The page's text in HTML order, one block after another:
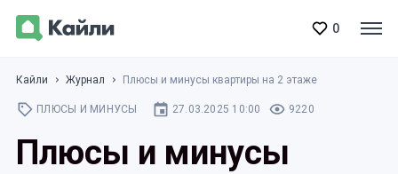
0
Кайли Журнал Плюсы и минусы квартиры на 2 этаже
ПЛЮСЫ И МИНУСЫ 27.03.2025 10:00 9220
Плюсы и минусы